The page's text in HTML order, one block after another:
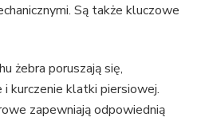
Są także kluczowe
żebra poruszają się,
i kurczenie klatki piersiowej.
zapewniają odpowiednią